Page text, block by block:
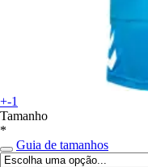
+-1
Tamanho
*
Guia de tamanhos